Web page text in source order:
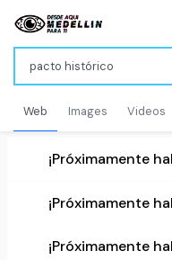
Web Images Videos
¡Próximamente
¡Próximamente
¡Próximamente